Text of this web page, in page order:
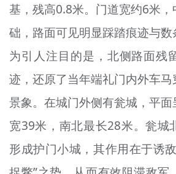
基，残高0.8米。门道宽约6米
础，路面可见明显踩踏痕迹与
为引人注目的是，北侧路面残
迹，还原了当年端礼门内外车
景象。在城门外侧有瓮城，平
宽39米，南北最长28米。瓮城
形成护门小城，其作用在于诱